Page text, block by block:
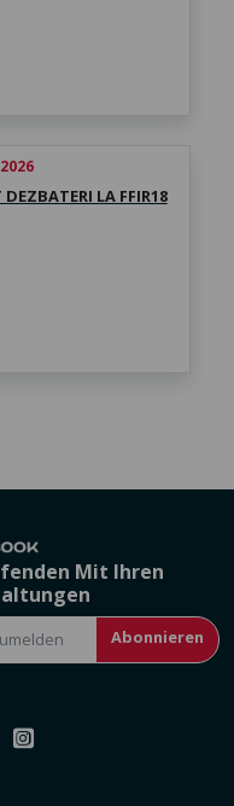
LA FFIR18
Mit Ihren
Abonnieren